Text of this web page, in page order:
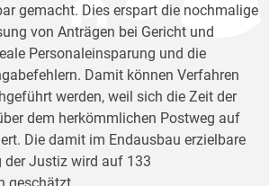
gemacht. Dies erspart die nochmalige
von Anträgen bei Gericht und
Personaleinsparung und die
Damit können Verfahren
werden, weil sich die Zeit der
dem herkömmlichen Postweg auf
Die damit im Endausbau erzielbare
der Justiz wird auf 133